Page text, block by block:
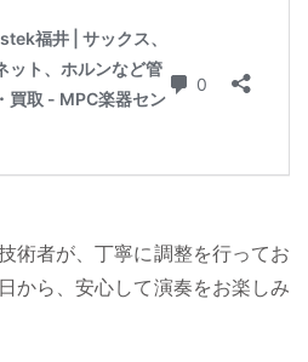
術者が、丁寧に調整を行ってお
から、安心して演奏をお楽しみ